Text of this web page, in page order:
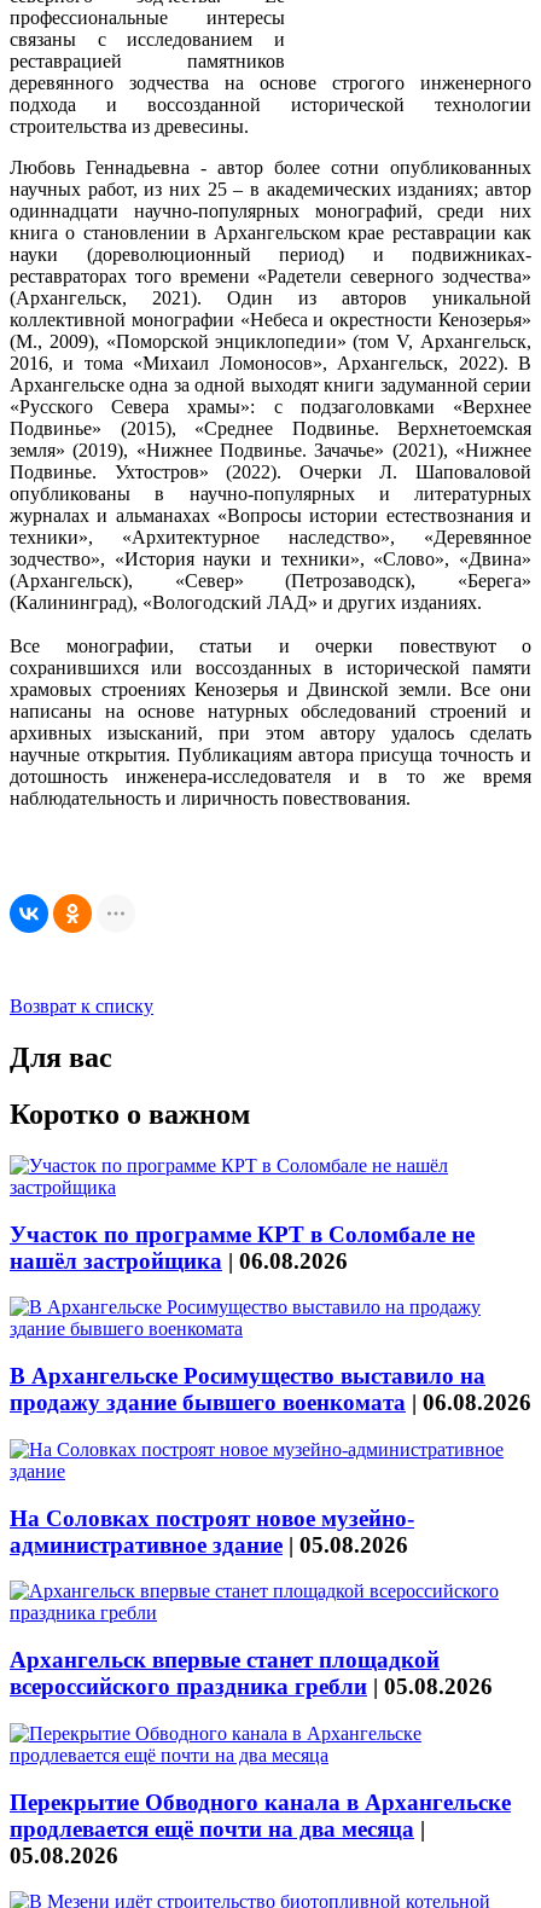
профессиональные интересы
связаны с исследованием и
реставрацией памятников
деревянного зодчества на основе строгого инженерного
подхода и воссозданной исторической технологии
строительства из древесины.
Любовь Геннадьевна - автор более сотни опубликованных
научных работ, из них 25 – в академических изданиях; автор
одиннадцати научно-популярных монографий, среди них
книга о становлении в Архангельском крае реставрации как
науки (дореволюционный период) и подвижниках-
реставраторах того времени «Радетели северного зодчества»
(Архангельск, 2021). Один из авторов уникальной
коллективной монографии «Небеса и окрестности Кенозерья»
(М., 2009), «Поморской энциклопедии» (том V, Архангельск,
2016, и тома «Михаил Ломоносов», Архангельск, 2022). В
Архангельске одна за одной выходят книги задуманной серии
«Русского Севера храмы»: с подзаголовками «Верхнее
Подвинье» (2015), «Среднее Подвинье. Верхнетоемская
земля» (2019), «Нижнее Подвинье. Зачачье» (2021), «Нижнее
Подвинье. Ухтостров» (2022). Очерки Л. Шаповаловой
опубликованы в научно-популярных и литературных
журналах и альманахах «Вопросы истории естествознания и
техники», «Архитектурное наследство», «Деревянное
зодчество», «История науки и техники», «Слово», «Двина»
(Архангельск), «Север» (Петрозаводск), «Берега»
(Калининград), «Вологодский ЛАД» и других изданиях.
Все монографии, статьи и очерки повествуют о
сохранившихся или воссозданных в исторической памяти
храмовых строениях Кенозерья и Двинской земли. Все они
написаны на основе натурных обследований строений и
архивных изысканий, при этом автору удалось сделать
научные открытия. Публикациям автора присуща точность и
дотошность инженера-исследователя и в то же время
наблюдательность и лиричность повествования.
Возврат к списку
Для вас
Коротко о важном
Участок по программе КРТ в Соломбале не
нашёл застройщика | 06.08.2026
В Архангельске Росимущество выставило на
продажу здание бывшего военкомата | 06.08.2026
На Соловках построят новое музейно-
административное здание | 05.08.2026
Архангельск впервые станет площадкой
всероссийского праздника гребли | 05.08.2026
Перекрытие Обводного канала в Архангельске
продлевается ещё почти на два месяца |
05.08.2026